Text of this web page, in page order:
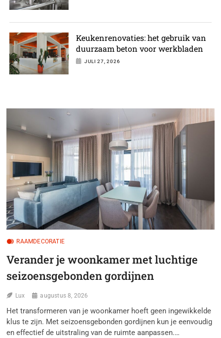
Keukenrenovaties: het gebruik van
duurzaam beton voor werkbladen
JULI 27, 2026
RAAMDECORATIE
Verander je woonkamer met luchtige
seizoensgebonden gordijnen
Lux augustus 8, 2026
Het transformeren van je woonkamer hoeft geen ingewikkelde
klus te zijn. Met seizoensgebonden gordijnen kun je eenvoudig
en effectief de uitstraling van de ruimte aanpassen.…